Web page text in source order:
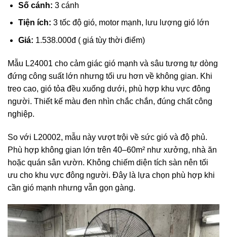
Số cánh: 3 cánh
Tiện ích: 3 tốc độ gió, motor mạnh, lưu lượng gió lớn
Giá: 1.538.000đ ( giá tùy thời điểm)
Mẫu L24001 cho cảm giác gió mạnh và sâu tương tự dòng
đứng công suất lớn nhưng tối ưu hơn về không gian. Khi
treo cao, gió tỏa đều xuống dưới, phù hợp khu vực đông
người. Thiết kế màu đen nhìn chắc chắn, đúng chất công
nghiệp.
So với L20002, mẫu này vượt trội về sức gió và độ phủ.
Phù hợp không gian lớn trên 40–60m² như xưởng, nhà ăn
hoặc quán sân vườn. Không chiếm diện tích sàn nên tối
ưu cho khu vực đông người. Đây là lựa chọn phù hợp khi
cần gió mạnh nhưng vẫn gọn gàng.